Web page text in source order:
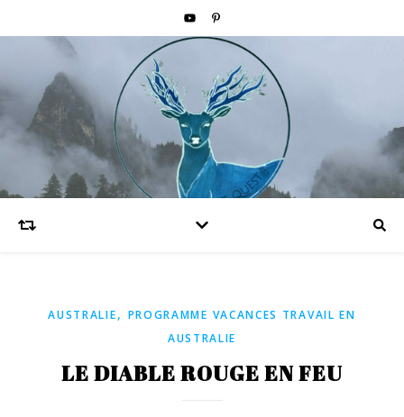
AUSTRALIE, PROGRAMME VACANCES TRAVAIL EN
AUSTRALIE
LE DIABLE ROUGE EN FEU